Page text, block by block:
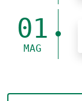
01
MAG